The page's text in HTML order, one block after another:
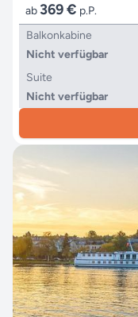
ab 369 € p.P.
Balkonkabine
Nicht verfügbar
Suite
Nicht verfügbar